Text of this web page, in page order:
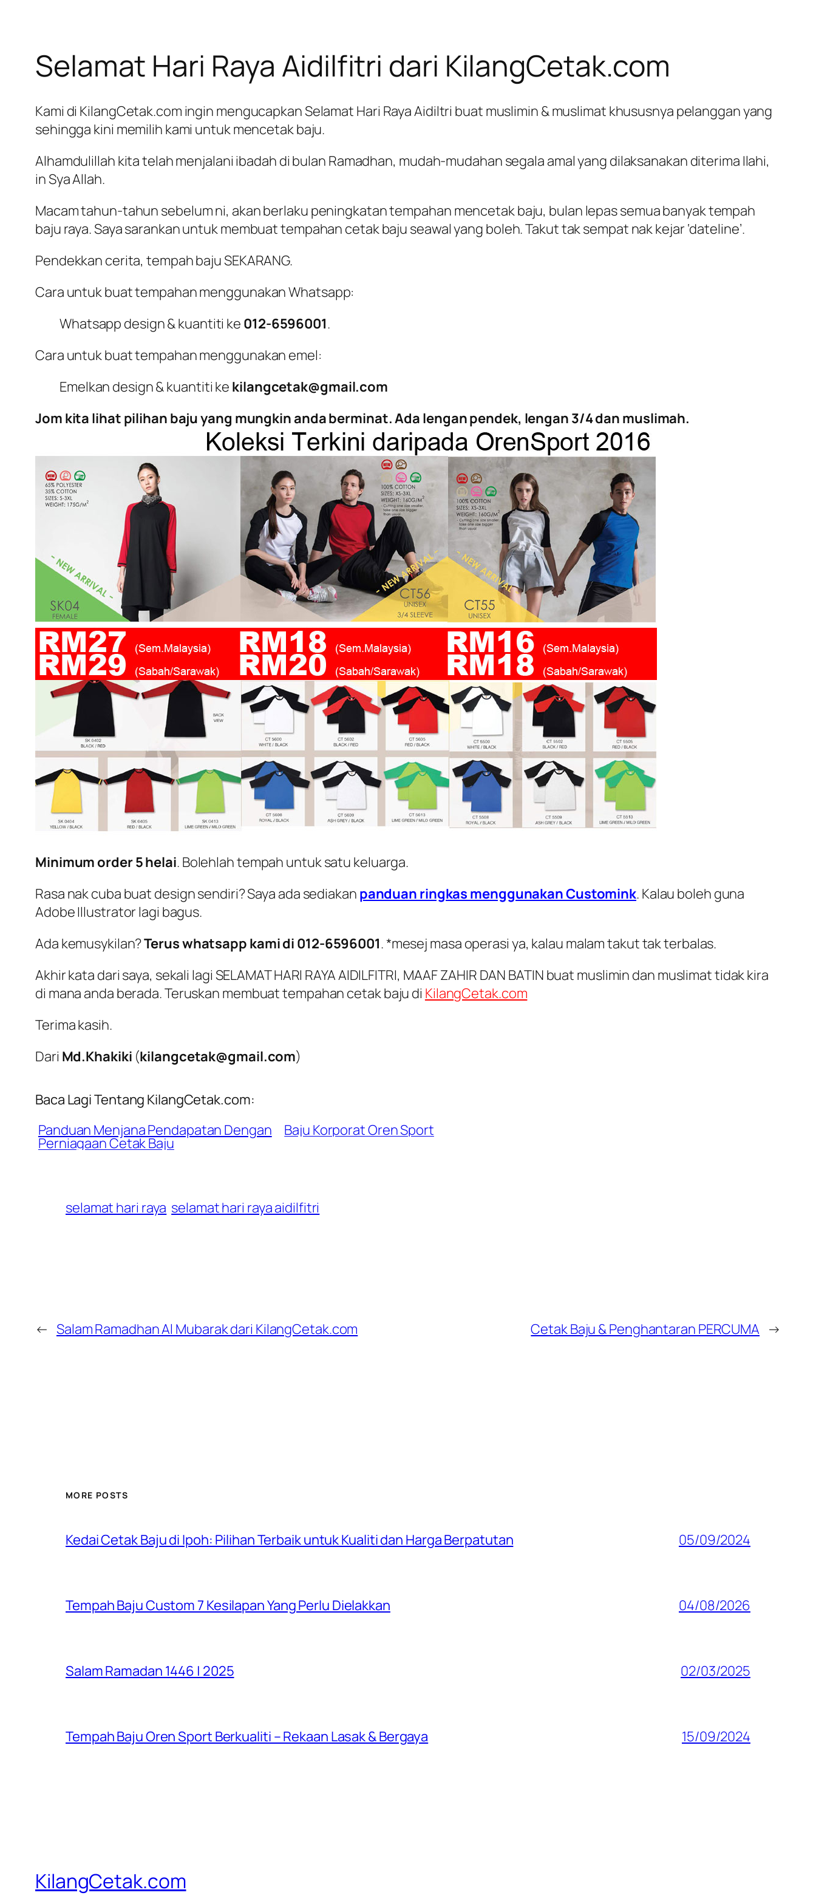
Selamat Hari Raya Aidilfitri dari KilangCetak.com
Kami di KilangCetak.com ingin mengucapkan Selamat Hari Raya Aidiltri buat muslimin & muslimat khususnya pelanggan yang
sehingga kini memilih kami untuk mencetak baju.
Alhamdulillah kita telah menjalani ibadah di bulan Ramadhan, mudah-mudahan segala amal yang dilaksanakan diterima Ilahi,
in Sya Allah.
Macam tahun-tahun sebelum ni, akan berlaku peningkatan tempahan mencetak baju, bulan lepas semua banyak tempah
baju raya. Saya sarankan untuk membuat tempahan cetak baju seawal yang boleh. Takut tak sempat nak kejar ‘dateline’.
Pendekkan cerita, tempah baju SEKARANG.
Cara untuk buat tempahan menggunakan Whatsapp:
Whatsapp design & kuantiti ke 012-6596001.
Cara untuk buat tempahan menggunakan emel:
Emelkan design & kuantiti ke kilangcetak@gmail.com
Jom kita lihat pilihan baju yang mungkin anda berminat. Ada lengan pendek, lengan 3/4 dan muslimah.
Minimum order 5 helai. Bolehlah tempah untuk satu keluarga.
Rasa nak cuba buat design sendiri? Saya ada sediakan panduan ringkas menggunakan Customink. Kalau boleh guna
Adobe Illustrator lagi bagus.
Ada kemusykilan?Terus whatsapp kami di 012-6596001.*mesej masa operasi ya, kalau malam takut tak terbalas.
Akhir kata dari saya, sekali lagi SELAMAT HARI RAYA AIDILFITRI, MAAF ZAHIR DAN BATIN buat muslimin dan muslimat tidak kira
di mana anda berada. Teruskan membuat tempahan cetak baju di KilangCetak.com
Terima kasih.
Dari Md.Khakiki (kilangcetak@gmail.com)
Baca Lagi Tentang KilangCetak.com:
Panduan Menjana Pendapatan Dengan
Perniagaan Cetak Baju
Baju Korporat Oren Sport
selamat hari raya selamat hari raya aidilfitri
← Salam Ramadhan Al Mubarak dari KilangCetak.com Cetak Baju & Penghantaran PERCUMA →
MORE POSTS
Kedai Cetak Baju di Ipoh: Pilihan Terbaik untuk Kualiti dan Harga Berpatutan 05/09/2024
Tempah Baju Custom 7 Kesilapan Yang Perlu Dielakkan 04/08/2026
Salam Ramadan 1446 | 2025 02/03/2025
Tempah Baju Oren Sport Berkualiti – Rekaan Lasak & Bergaya 15/09/2024
KilangCetak.com